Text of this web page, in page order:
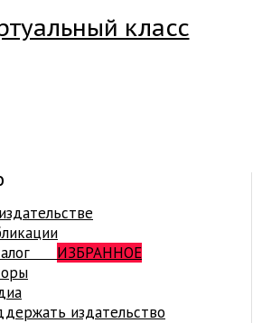
класс
ИЗБРАННОЕ
издательство